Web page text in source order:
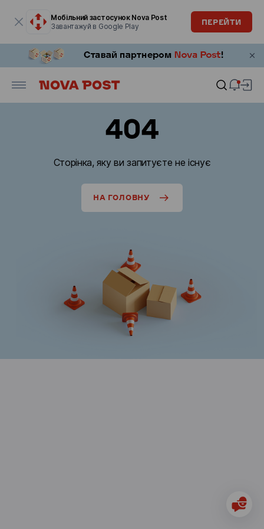
Мобільний застосунок Nova Post
Завантажуй в Google Play
ПЕРЕЙТИ
404
Сторінка, яку ви запитуєте не існує
НА ГОЛОВНУ